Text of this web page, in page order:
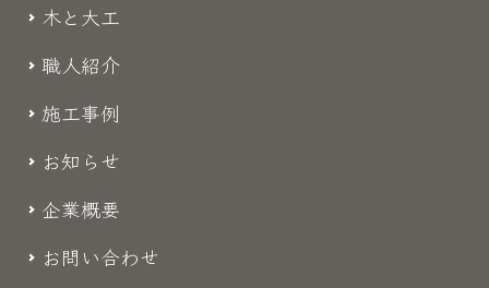
木と大工
職人紹介
施工事例
お知らせ
企業概要
お問い合わせ